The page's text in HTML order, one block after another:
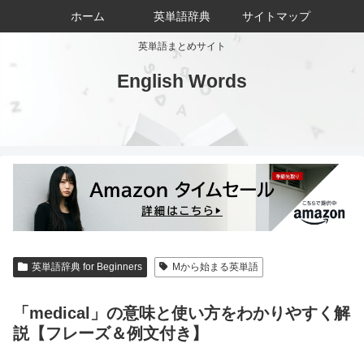
英単語まとめサイト
English Words
ホーム 英単語辞典 サイトマップ
英単語辞典 for Beginners Mから始まる英単語
「medical」の意味と使い方をわかりやすく解
説【フレーズ＆例文付き】